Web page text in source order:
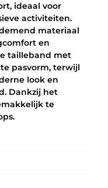
ideaal voor
activiteiten.
materiaal
en
tailleband met
pasvorm, terwijl
look en
Dankzij het
te